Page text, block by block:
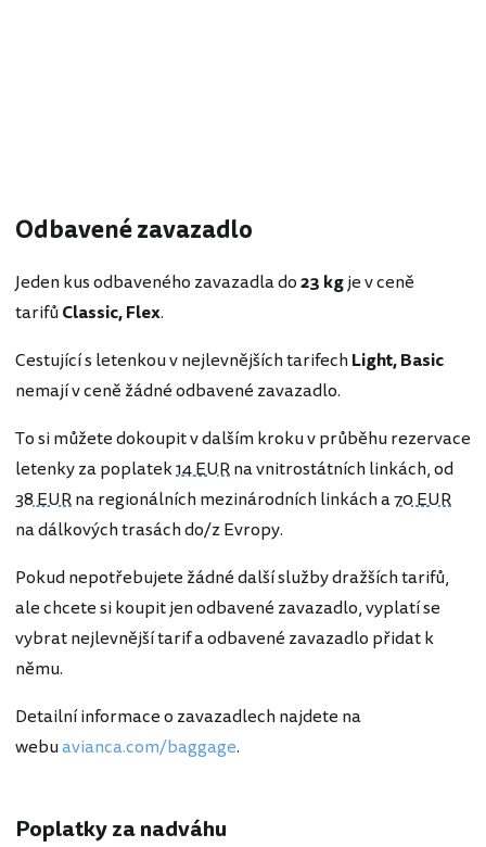
Odbavené zavazadlo
Jeden kus odbaveného zavazadla do23 kgje v ceně
tarifůClassic, Flex.
Cestující s letenkou v nejlevnějších tarifechLight, Basic
nemají v ceně žádné odbavené zavazadlo.
To si můžete dokoupit v dalším kroku v průběhu rezervace
letenky za poplatek14 EURna vnitrostátních linkách, od
38 EURna regionálních mezinárodních linkách a70 EUR
na dálkových trasách do/z Evropy.
Pokud nepotřebujete žádné další služby dražších tarifů,
ale chcete si koupit jen odbavené zavazadlo, vyplatí se
vybrat nejlevnější tarif a odbavené zavazadlo přidat k
němu.
Detailní informace o zavazadlech najdete na
webuavianca.com/baggage.
Poplatky za nadváhu